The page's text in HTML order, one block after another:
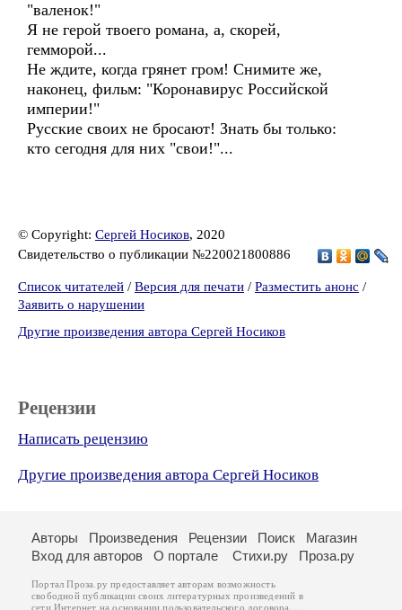
"валенок!"
Я не герой твоего романа, а, скорей,
гемморой...
Не ждите, когда грянет гром! Снимите же,
наконец, фильм: "Коронавирус Российской
империи!"
Русские своих не бросают! Знать бы только:
кто сегодня для них "свои!"...
© Copyright: Сергей Носиков, 2020
Свидетельство о публикации №220021800886
Список читателей / Версия для печати / Разместить анонс /
Заявить о нарушении
Другие произведения автора Сергей Носиков
Рецензии
Написать рецензию
Другие произведения автора Сергей Носиков
Авторы Произведения Рецензии Поиск
Магазин
Вход для авторов
О портале Стихи.ру Проза.ру
Портал Проза.ру предоставляет авторам возможность
свободной публикации своих литературных произведений в
сети Интернет на основаниипользовательского договора